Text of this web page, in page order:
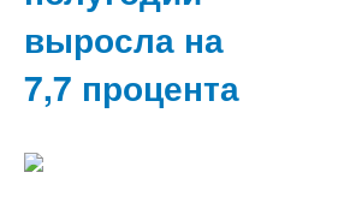
выросла на
7,7 процента